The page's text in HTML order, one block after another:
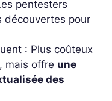
pentesters
découvertes pour
: Plus coûteux
mais offre une
des